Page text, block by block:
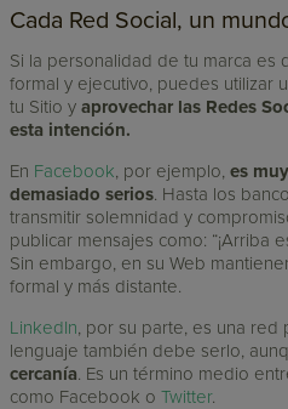
Cada Red Social, un
Si la personalidad de tu marca es
formal y ejecutivo, puedes utilizar
tu Sitio yaprovechar las Redes
esta intención.
En Facebook, por ejemplo,es
demasiado serios. Hasta los
transmitir solemnidad y
publicar mensajes como: “¡Arriba
Sin embargo, en su Web
formal y más distante.
LinkedIn, por su parte, es una
lenguaje también debe serlo,
cercanía. Es un término medio
como Facebook oTwitter.